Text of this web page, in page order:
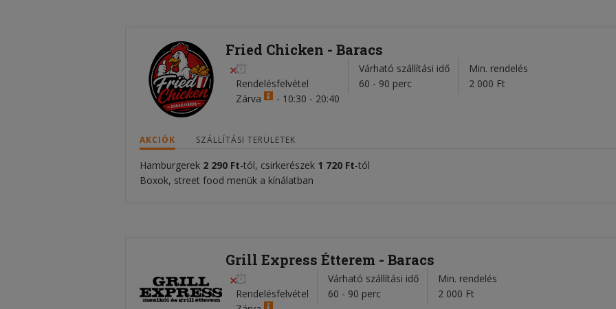
Fried Chicken - Baracs
Rendelésfelvétel
Zárva
- 10:30 - 20:40
Várható szállítási idő
60 - 90 perc
Min. rendelés
2 000 Ft
AKCIÓK SZÁLLÍTÁSI TERÜLETEK
Hamburgerek 2 290 Ft-tól, csirkerészek 1 720 Ft-tól
Boxok, street food menük a kínálatban
Grill Express Étterem - Baracs
Rendelésfelvétel
Várható szállítási idő
60 - 90 perc
Min. rendelés
2 000 Ft